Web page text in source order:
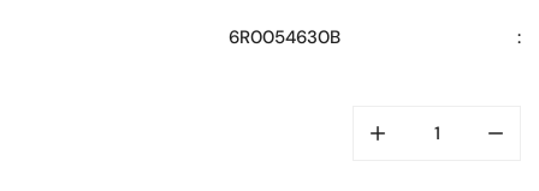
2014
:
6R0054630B